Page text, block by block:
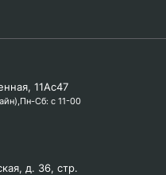
11Ас47
Сб: с 11-00
д. 36, стр.